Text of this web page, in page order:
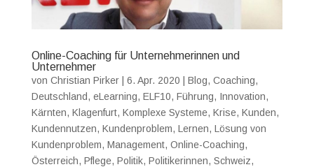
Online-Coaching für Unternehmerinnen und
Unternehmer
von Christian Pirker| 6. Apr. 2020 Blog, Coaching,
Deutschland, eLearning, ELF10, Führung, Innovation,
Kärnten, Klagenfurt, Komplexe Systeme, Krise, Kunden,
Kundennutzen, Kundenproblem, Lernen, Lösung von
Kundenproblem, Management, Online-Coaching,
Österreich, Pflege, Politik, Politikerinnen, Schweiz,